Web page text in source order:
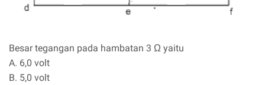
Besar tegangan pada hambatan 3 Ω yaitu
A. 6,0 volt
B. 5,0 volt